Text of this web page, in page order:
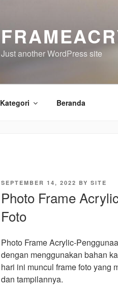
Just another WordPress site
Kategori Beranda
POSTED
SEPTEMBER 14, 2022 BY SITE
Photo Frame
Foto
Photo Frame Acrylic-
dengan menggunakan bahan
hari ini muncul frame foto yang
dan tampilannya.